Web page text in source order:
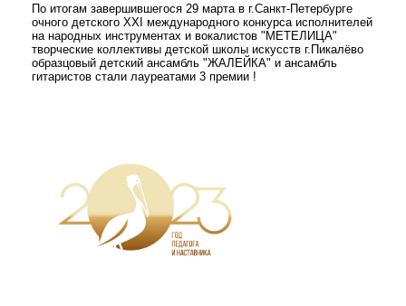
По итогам завершившегося 29 марта в г.Санкт-Петербурге
очного детского XXI международного конкурса исполнителей
на народных инструментах и вокалистов "МЕТЕЛИЦА"
творческие коллективы детской школы искусств г.Пикалёво
образцовый детский ансамбль "ЖАЛЕЙКА" и ансамбль
гитаристов стали лауреатами 3 премии !